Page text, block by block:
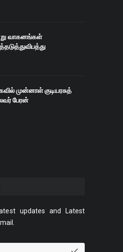
வாகனங்கள்
முன்னாள் குடியரசுத்
பேரன்
updates and Latest